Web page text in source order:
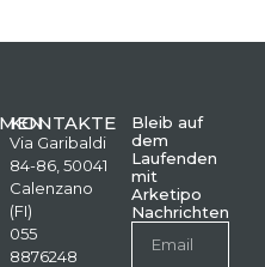
KONTAKTE
Via Garibaldi
84-86, 50041
Calenzano
(FI)
055
8876248
Bleib auf
dem
Laufenden
mit
Arketipo
Nachrichten